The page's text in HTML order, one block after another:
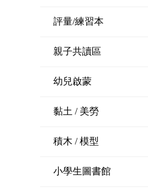
評量/練習本
親子共讀區
幼兒啟蒙
黏土 / 美勞
積木 / 模型
小學生圖書館